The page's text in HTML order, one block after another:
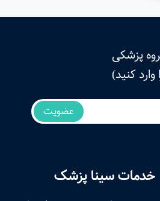
پزشکی
کنید)
عضویت
خدمات سینا پزشک